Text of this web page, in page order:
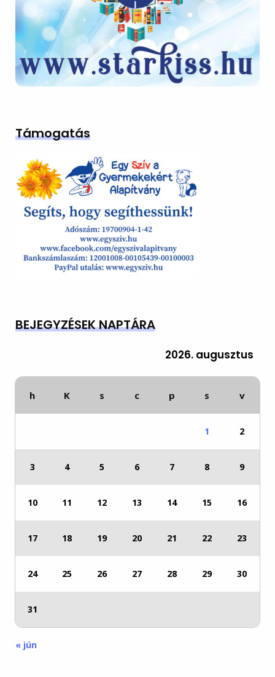
Támogatás
BEJEGYZÉSEK NAPTÁRA
2026. augusztus
h K s c p s v
1 2
3 4 5 6 7 8 9
10 11 12 13 14 15 16
17 18 19 20 21 22 23
24 25 26 27 28 29 30
31
« jún